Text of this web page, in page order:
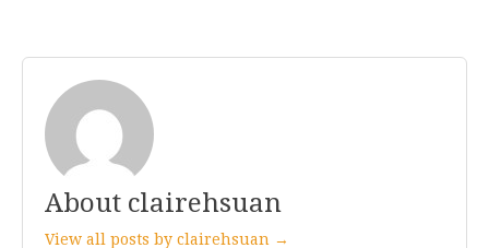
About clairehsuan
View all posts by clairehsuan →